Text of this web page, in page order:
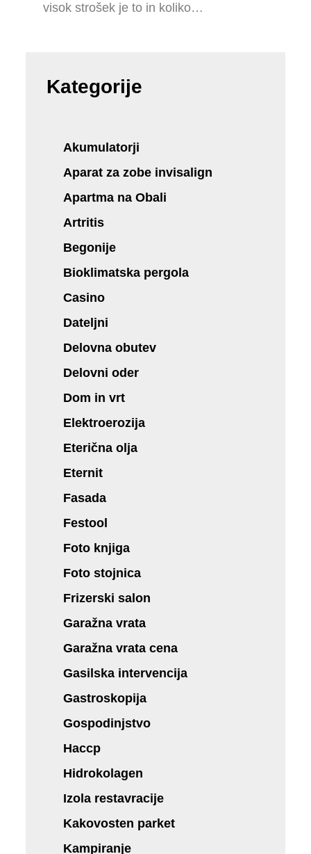
visok strošek je to in koliko…
Kategorije
Akumulatorji
Aparat za zobe invisalign
Apartma na Obali
Artritis
Begonije
Bioklimatska pergola
Casino
Dateljni
Delovna obutev
Delovni oder
Dom in vrt
Elektroerozija
Eterična olja
Eternit
Fasada
Festool
Foto knjiga
Foto stojnica
Frizerski salon
Garažna vrata
Garažna vrata cena
Gasilska intervencija
Gastroskopija
Gospodinjstvo
Haccp
Hidrokolagen
Izola restavracije
Kakovosten parket
Kampiranje